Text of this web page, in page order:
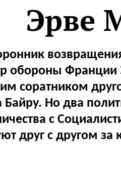
Эрве
обороны Франции
соратником
Байру. Но два
с
друг с другом